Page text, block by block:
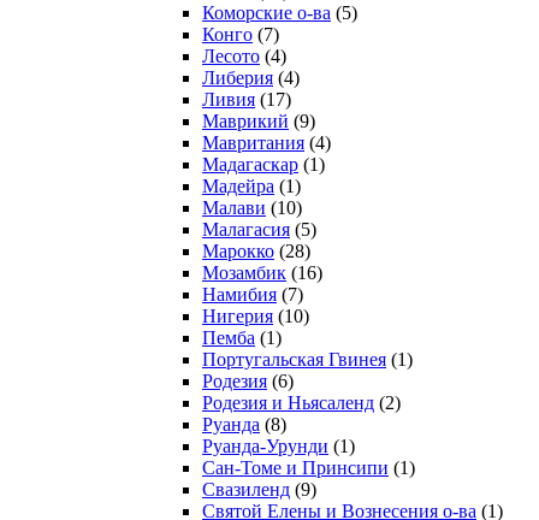
Коморcкие о-ва (5)
Конго (7)
Лесото (4)
Либерия (4)
Ливия (17)
Маврикий (9)
Мавритания (4)
Мадагаскар (1)
Мадейра (1)
Малави (10)
Малагасия (5)
Марокко (28)
Мозамбик (16)
Намибия (7)
Нигерия (10)
Пемба (1)
Португальская Гвинея (1)
Родезия (6)
Родезия и Ньясаленд (2)
Руанда (8)
Руанда-Урунди (1)
Сан-Томе и Принсипи (1)
Свазиленд (9)
Святой Елены и Вознесения о-ва (1)